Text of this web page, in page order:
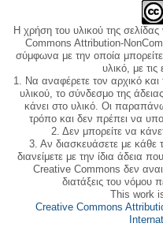
Η χρήση του υλικού της
Commons Attribution-
σύμφωνα με την οποία
υλικό, με
1. Να αναφέρετε τον αρχικό και
υλικού, το σύνδεσμο της
κάνει στο υλικό. Οι
τρόπο και δεν πρέπει να
2. Δεν μπορείτε να
3. Αν διασκευάσετε με κάθε
διανείμετε με την ίδια άδεια
Creative Commons δεν
διατάξεις του νόμου
This work
Creative Commons